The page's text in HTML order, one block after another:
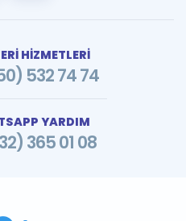
HİZMETLERİ
532 74 74
YARDIM
365 01 08